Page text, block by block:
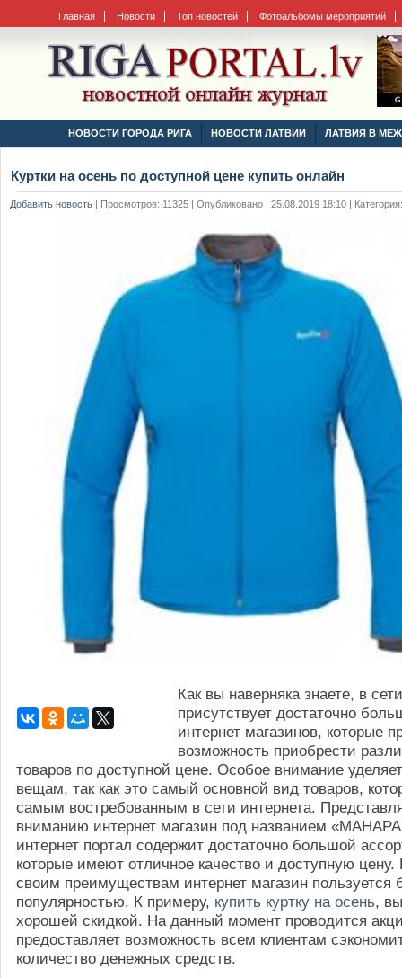
Главная Новости Топ новостей Фотоальбомы мероприятий
НОВОСТИ ГОРОДА РИГА НОВОСТИ ЛАТВИИ ЛАТВИЯ В
Куртки на осень по доступной цене купить онлайн
Добавить новость | Просмотров: 11325 | Опубликовано : 25.08.2019 18:10 | Категория:
Как вы наверняка знаете, в
присутствует достаточно
интернет магазинов, которые
возможность приобрести
товаров по доступной цене. Особое внимание
вещам, так как это самый основной вид товаров,
самым востребованным в сети интернета.
вниманию интернет магазин под названием
интернет портал содержит достаточно большой
которые имеют отличное качество и доступную цену.
своим преимуществам интернет магазин пользуется
популярностью. К примеру, купить куртку на осень,
хорошей скидкой. На данный момент проводится
предоставляет возможность всем клиентам
количество денежных средств.